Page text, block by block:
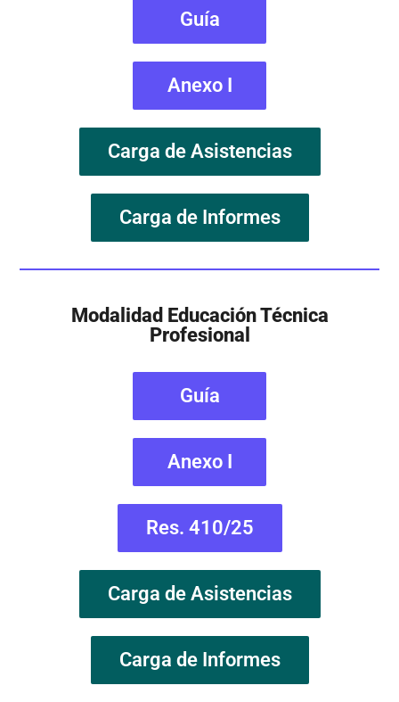
Guía
Anexo I
Carga de Asistencias
Carga de Informes
Modalidad Educación Técnica
Profesional
Guía
Anexo I
Res. 410/25
Carga de Asistencias
Carga de Informes